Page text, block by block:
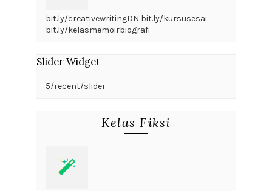
bit.ly/creativewritingDN bit.ly/kursusesai
bit.ly/kelasmemoirbiografi
Slider Widget
5/recent/slider
Kelas Fiksi